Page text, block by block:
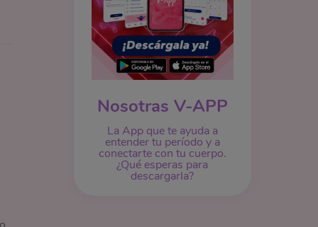
Nosotras V-APP
La App que te ayuda a
entender tu período y a
conectarte con tu cuerpo.
¿Qué esperas para
descargarla?